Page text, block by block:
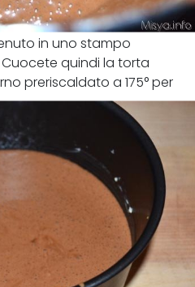
in uno stampo
quindi la torta
preriscaldato a 175° per